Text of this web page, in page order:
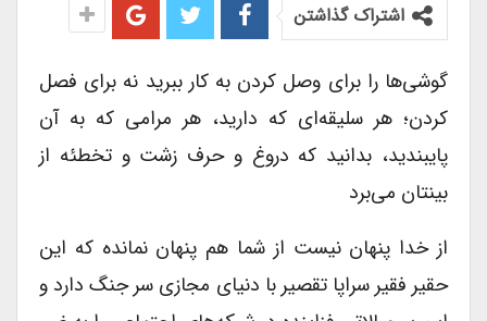
اشتراک گذاشتن
گوشی‌ها را برای وصل کردن به کار ببرید نه برای فصل
کردن؛ هر سلیقه‌ای که دارید، هر مرامی که به آن
پایبندید، بدانید که دروغ و حرف زشت و تخطئه از
بینتان می‌برد
از خدا پنهان نیست از شما هم پنهان نمانده که این
حقیر فقیر سراپا تقصیر با دنیای مجازی سر جنگ دارد و